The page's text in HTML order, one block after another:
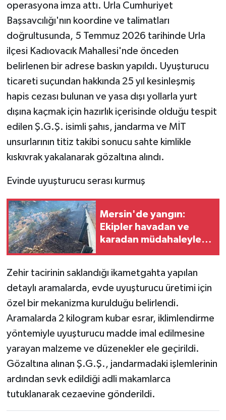
operasyona imza attı. Urla Cumhuriyet
Başsavcılığı'nın koordine ve talimatları
doğrultusunda, 5 Temmuz 2026 tarihinde Urla
ilçesi Kadıovacık Mahallesi'nde önceden
belirlenen bir adrese baskın yapıldı. Uyuşturucu
ticareti suçundan hakkında 25 yıl kesinleşmiş
hapis cezası bulunan ve yasa dışı yollarla yurt
dışına kaçmak için hazırlık içerisinde olduğu tespit
edilen Ş.G.Ş. isimli şahıs, jandarma ve MİT
unsurlarının titiz takibi sonucu sahte kimlikle
kıskıvrak yakalanarak gözaltına alındı.
Evinde uyuşturucu serası kurmuş
Mersin'de yangın:
Ekipler havadan ve
karadan müdahaleyle
Zehir tacirinin saklandığı ikametgahta yapılan
detaylı aramalarda, evde uyuşturucu üretimi için
özel bir mekanizma kurulduğu belirlendi.
Aramalarda 2 kilogram kubar esrar, iklimlendirme
yöntemiyle uyuşturucu madde imal edilmesine
yarayan malzeme ve düzenekler ele geçirildi.
Gözaltına alınan Ş.G.Ş., jandarmadaki işlemlerinin
ardından sevk edildiği adli makamlarca
tutuklanarak cezaevine gönderildi.